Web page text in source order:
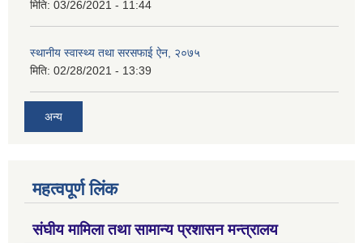
मिति: 03/26/2021 - 11:44
स्थानीय स्वास्थ्य तथा सरसफाई ऐन, २०७५
मिति: 02/28/2021 - 13:39
अन्य
महत्वपूर्ण लिंक
संघीय मामिला तथा सामान्य प्रशासन मन्त्रालय